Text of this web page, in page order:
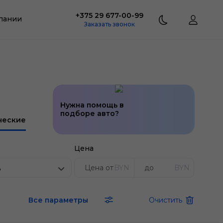
+375 29 677-00-99
Заказать звонок
Нужна помощь в
подборе авто?
Цена
BYN BYN
Все параметры Очистить